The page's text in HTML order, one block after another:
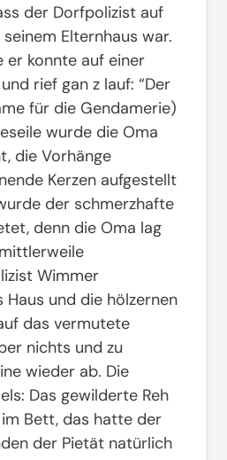
der Dorfpolizist auf
Elternhaus war.
er konnte auf einer
rief gan z lauf: “Der
für die Gendamerie)
wurde die Oma
die Vorhänge
Kerzen aufgestellt
der schmerzhafte
denn die Oma lag
Wimmer
und die hölzernen
das vermutete
nichts und zu
wieder ab. Die
Das gewilderte Reh
Bett, das hatte der
der Pietät natürlich